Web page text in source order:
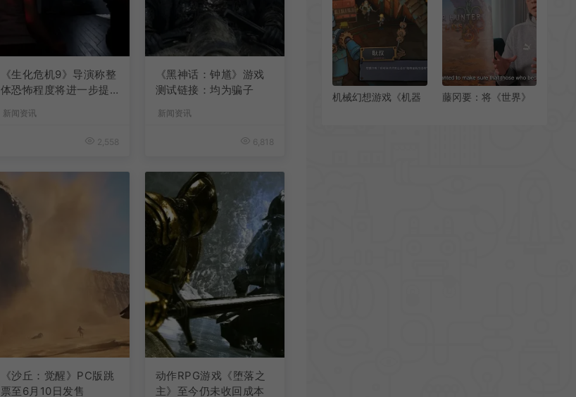
《生化危机9》导演称整
体恐怖程度将进一步提
新闻资讯
2,558
《黑神话：钟馗》游戏
测试链接：均为骗子
新闻资讯
6,818
《沙丘：觉醒》PC版跳
票至6月10日发售
动作RPG游戏《堕落之
主》至今仍未收回成本
机械幻想游戏《机器
藤冈要：将《世界》